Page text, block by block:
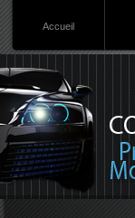
Accueil